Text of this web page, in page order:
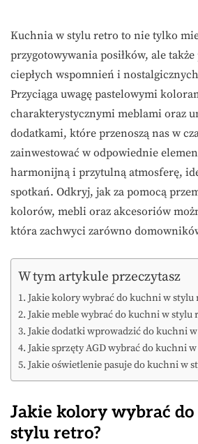
Kuchnia w stylu retro to nie tylko
przygotowywania posiłków, ale także
ciepłych wspomnień i
Przyciąga uwagę pastelowymi
charakterystycznymi meblami oraz
dodatkami, które przenoszą nas w
zainwestować w odpowiednie
harmonijną i przytulną atmosferę,
spotkań. Odkryj, jak za pomocą
kolorów, mebli oraz akcesoriów
która zachwyci zarówno
W tym artykule przeczytasz
Jakie kolory wybrać do kuchni w stylu
Jakie meble wybrać do kuchni w stylu
Jakie dodatki wprowadzić do kuchni
Jakie sprzęty AGD wybrać do kuchni
Jakie oświetlenie pasuje do kuchni w
Jakie kolory wybrać
stylu retro?